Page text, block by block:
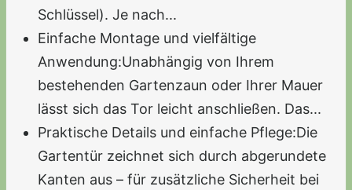
Schlüssel). Je nach...
Einfache Montage und vielfältige
Anwendung:Unabhängig von Ihrem
bestehenden Gartenzaun oder Ihrer Mauer
lässt sich das Tor leicht anschließen. Das...
Praktische Details und einfache Pflege:Die
Gartentür zeichnet sich durch abgerundete
Kanten aus – für zusätzliche Sicherheit bei